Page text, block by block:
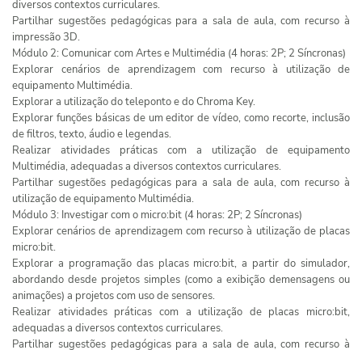
diversos contextos curriculares.
Partilhar sugestões pedagógicas para a sala de aula, com recurso à
impressão 3D.
Módulo 2: Comunicar com Artes e Multimédia (4 horas: 2P; 2 Síncronas)
Explorar cenários de aprendizagem com recurso à utilização de
equipamento Multimédia.
Explorar a utilização do teleponto e do Chroma Key.
Explorar funções básicas de um editor de vídeo, como recorte, inclusão
de filtros, texto, áudio e legendas.
Realizar atividades práticas com a utilização de equipamento
Multimédia, adequadas a diversos contextos curriculares.
Partilhar sugestões pedagógicas para a sala de aula, com recurso à
utilização de equipamento Multimédia.
Módulo 3: Investigar com o micro:bit (4 horas: 2P; 2 Síncronas)
Explorar cenários de aprendizagem com recurso à utilização de placas
micro:bit.
Explorar a programação das placas micro:bit, a partir do simulador,
abordando desde projetos simples (como a exibição demensagens ou
animações) a projetos com uso de sensores.
Realizar atividades práticas com a utilização de placas micro:bit,
adequadas a diversos contextos curriculares.
Partilhar sugestões pedagógicas para a sala de aula, com recurso à